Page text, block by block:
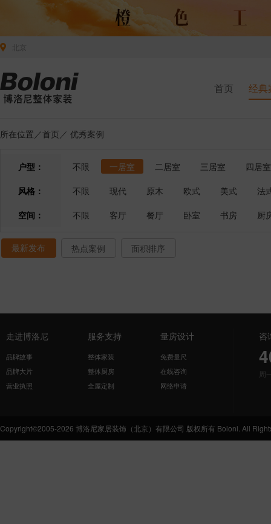
首页 经典
所在位置／首页 ／ 优秀案例
户型： 不限 一居室 二居室 三居室
四居室
风格：
不限 现代 原木 欧式 美式
法
空间：
不限 客厅 餐厅 卧室 书房 厨
最新发布 热点案例 面积排序
走进博洛尼
品牌故事
品牌大片
营业执照
服务支持
整体家装
整体厨房
全屋定制
量房设计
免费量尺
在线咨询
网络申请
咨
周
Copyright©2005-2026 博洛尼家居装饰（北京）有限公司 版权所有 Boloni. All